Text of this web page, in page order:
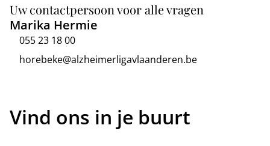
Uw contactpersoon voor alle vragen
Marika Hermie
055 23 18 00
horebeke@alzheimerligavlaanderen.be
Vind ons in je buurt